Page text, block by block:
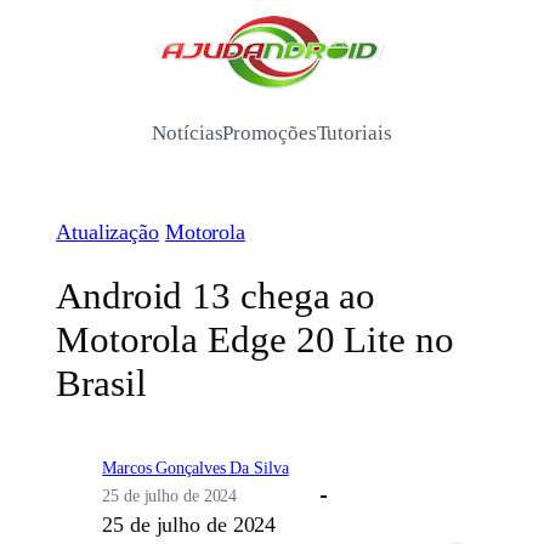
/
NotíciasPromoçõesTutoriais
Atualização Motorola
Android 13 chega ao
Motorola Edge 20 Lite no
Brasil
Marcos Gonçalves Da Silva
25 de julho de 2024
25 de julho de 2024